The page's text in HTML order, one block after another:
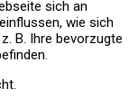
sich an
wie sich
B. Ihre bevorzugte